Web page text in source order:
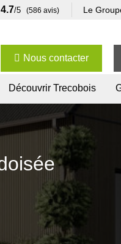
4.7/5 (586 avis) Le
Nous contacter
Découvrir Trecobois